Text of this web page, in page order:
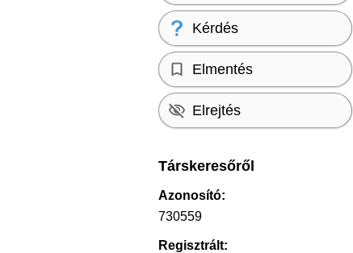
Kérdés
Elmentés
Elrejtés
Társkeresőről
Azonosító:
730559
Regisztrált: